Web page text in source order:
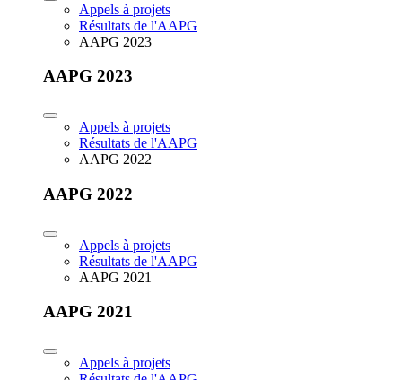
Appels à projets
Résultats de l'AAPG
AAPG 2023
AAPG 2023
Appels à projets
Résultats de l'AAPG
AAPG 2022
AAPG 2022
Appels à projets
Résultats de l'AAPG
AAPG 2021
AAPG 2021
Appels à projets